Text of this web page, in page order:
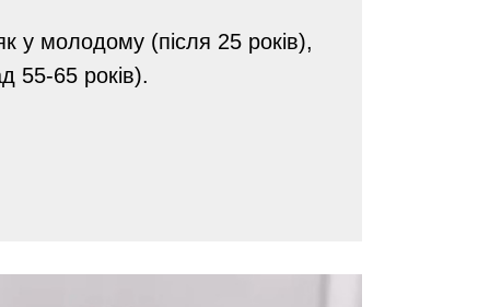
у молодому (після 25 років),
55-65 років).